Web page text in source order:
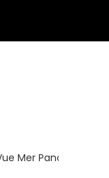
Mer Panoramique